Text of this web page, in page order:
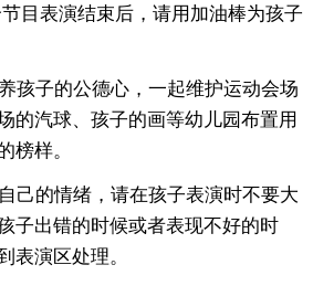
目表演结束后，请用加油棒为孩子
孩子的公德心，一起维护运动会场
的汽球、孩子的画等幼儿园布置用
榜样。
己的情绪，请在孩子表演时不要大
子出错的时候或者表现不好的时
表演区处理。